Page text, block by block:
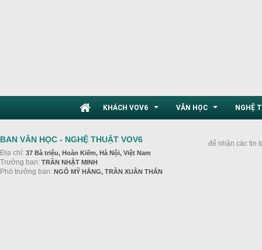
KHÁCH VOV6 VĂN HỌC NGHỆ
BAN VĂN HỌC - NGHỆ THUẬT VOV6
Địa chỉ: 37 Bà triệu, Hoàn Kiếm, Hà Nội, Việt Nam
Trưởng ban: TRẦN NHẬT MINH
Phó trưởng ban: NGÔ MỸ HẰNG, TRẦN XUÂN THÂN
để nhận các tin